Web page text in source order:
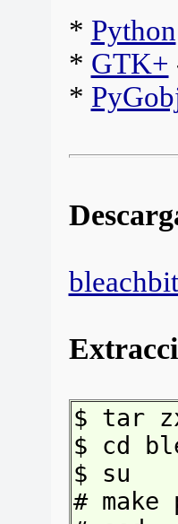
* Python
* GTK+
*
$ tar
$ cd
$ su
#